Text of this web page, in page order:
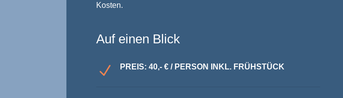
Kosten.
Auf einen Blick
N PREIS: 40,- € / PERSON INKL. FRÜHSTÜCK